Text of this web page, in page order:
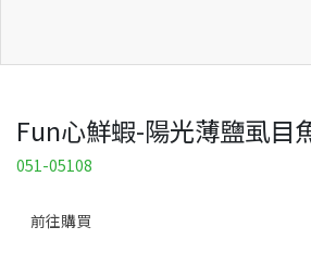
Fun心鮮蝦-陽光薄鹽虱目
051-05108
前往購買